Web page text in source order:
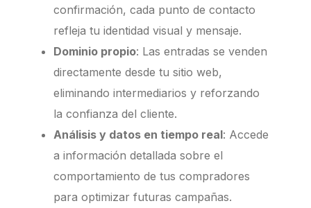
confirmación, cada punto de contacto
refleja tu identidad visual y mensaje.
Dominio propio: Las entradas se venden
directamente desde tu sitio web,
eliminando intermediarios y reforzando
la confianza del cliente.
Análisis y datos en tiempo real: Accede
a información detallada sobre el
comportamiento de tus compradores
para optimizar futuras campañas.